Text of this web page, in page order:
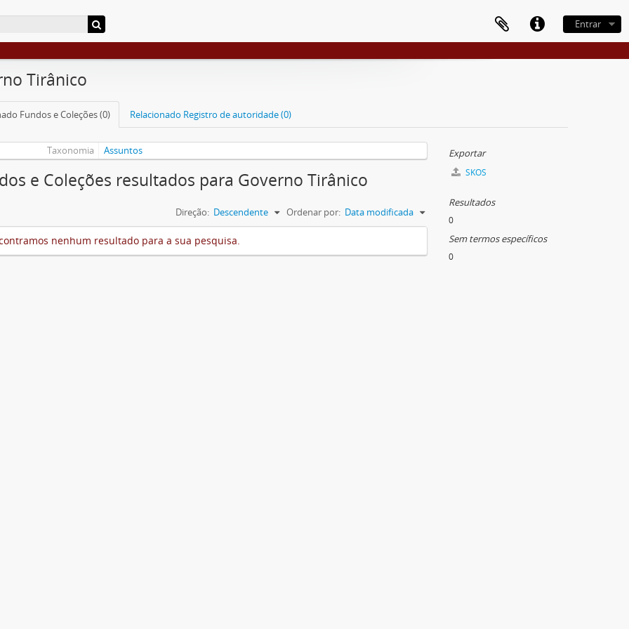
Entrar
Tirânico
Fundos e Coleções (0) Relacionado Registro de autoridade (0)
Taxonomia Assuntos
e Coleções resultados para Governo Tirânico
Ordenar por: Data modificada
Direção: Descendente
nenhum resultado para a sua pesquisa.
Exportar
SKOS
Resultados
0
Sem termos específicos
0